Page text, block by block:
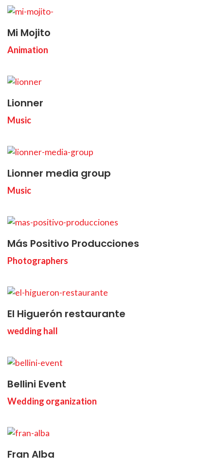
Mi Mojito
Animation
Lionner
Music
Lionner media group
Music
Más Positivo Producciones
Photographers
El Higuerón restaurante
wedding hall
Bellini Event
Wedding organization
Fran Alba